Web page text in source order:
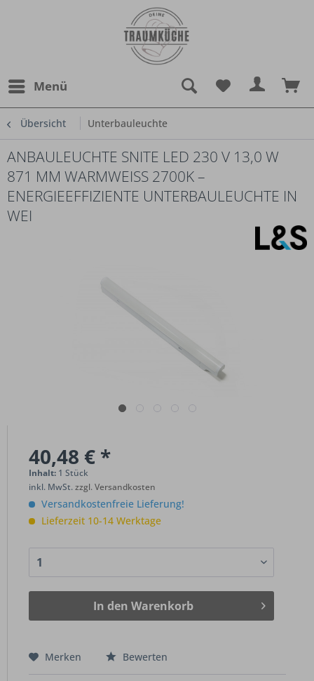
Menü
Übersicht Unterbauleuchte
ANBAULEUCHTE SNITE LED 230 V 13,0 W
871 MM WARMWEISS 2700K – E
NERGIEEFFIZIENTE UNTERBAULEUCHTE IN W
EI
40,48 € *
Inhalt: 1 Stück
inkl. MwSt.zzgl. Versandkosten
Versandkostenfreie Lieferung!
Lieferzeit 10-14 Werktage
In den Warenkorb
Merken Bewerten